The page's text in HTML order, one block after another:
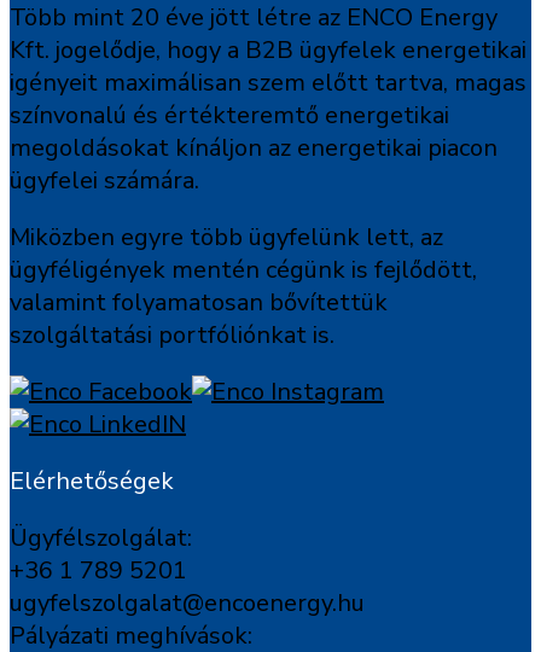
Több mint 20 éve jött létre az ENCO Energy
Kft. jogelődje, hogy a B2B ügyfelek energetikai
igényeit maximálisan szem előtt tartva, magas
színvonalú és értékteremtő energetikai
megoldásokat kínáljon az energetikai piacon
ügyfelei számára.
Miközben egyre több ügyfelünk lett, az
ügyféligények mentén cégünk is fejlődött,
valamint folyamatosan bővítettük
szolgáltatási portfóliónkat is.
Elérhetőségek
Ügyfélszolgálat:
+36 1 789 5201
ugyfelszolgalat@encoenergy.hu
Pályázati meghívások: